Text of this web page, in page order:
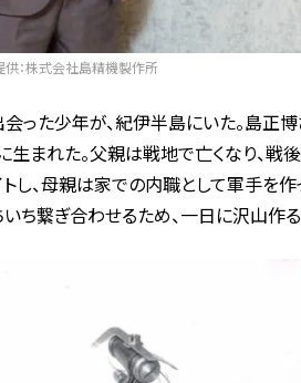
供：株式会社島精機製作所
会った少年が、紀伊半島にいた。島正
生まれた。父親は戦地で亡くなり、
し、母親は家での内職として軍手を作
ち繋ぎ合わせるため、一日に沢山作